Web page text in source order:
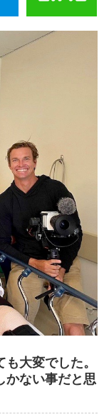
大変でした。
かない事だと思